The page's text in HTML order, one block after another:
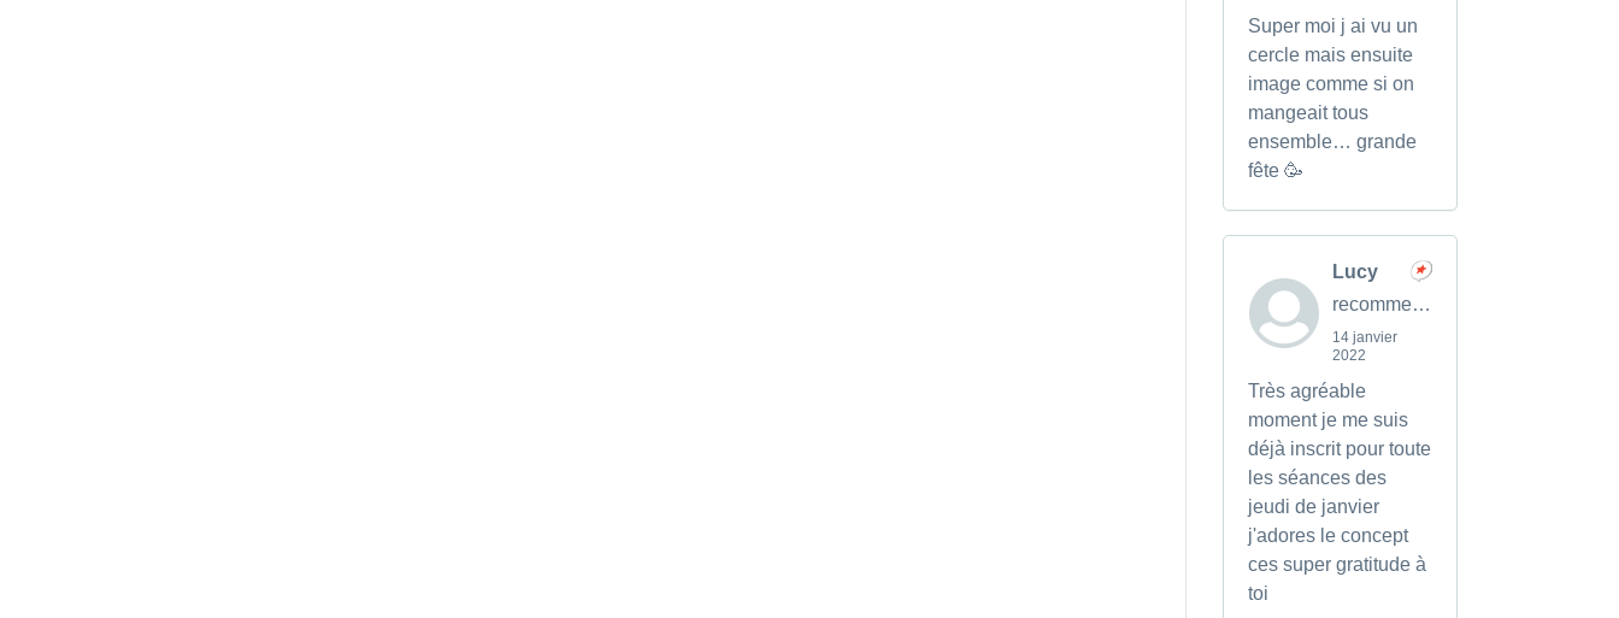
Super moi j ai vu un
cercle mais ensuite
image comme si on
mangeait tous
ensemble… grande
fête 🥳
Lucy
recommends
14 janvier
2022
Très agréable
moment je me suis
déjà inscrit pour toute
les séances des
jeudi de janvier
j'adores le concept
ces super gratitude à
toi